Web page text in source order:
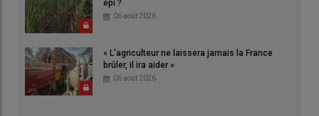
épi ?
06 août 2026
« L'agriculteur ne laissera jamais la France
brûler, il ira aider »
06 août 2026